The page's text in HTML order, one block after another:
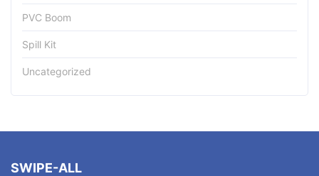
PVC Boom
Spill Kit
Uncategorized
SWIPE-ALL